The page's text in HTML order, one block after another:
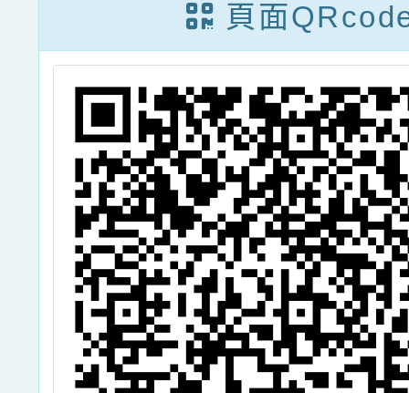
長增能學分班」
招生簡章一案，
請查照。
／
BIM」
辦111
列人
畫，
頁面